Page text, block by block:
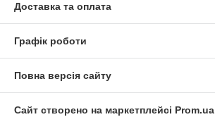
Доставка та оплата
Графік роботи
Повна версія сайту
Сайт створено на маркетплейсі Prom.ua